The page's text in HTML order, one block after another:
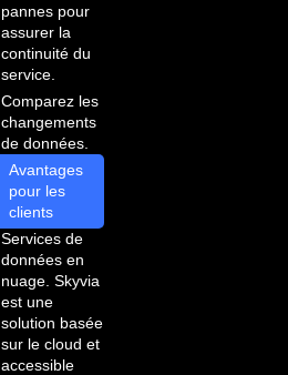
pannes pour
assurer la
continuité du
service.
Comparez les
changements
de données.
Avantages
pour les
clients
Services de
données en
nuage. Skyvia
est une
solution basée
sur le cloud et
accessible